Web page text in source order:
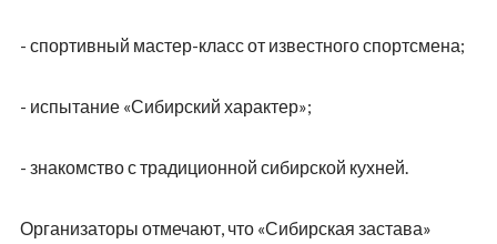
- спортивный мастер-класс от известного спортсмена;
- испытание «Сибирский характер»;
- знакомство с традиционной сибирской кухней.
Организаторы отмечают, что «Сибирская застава»